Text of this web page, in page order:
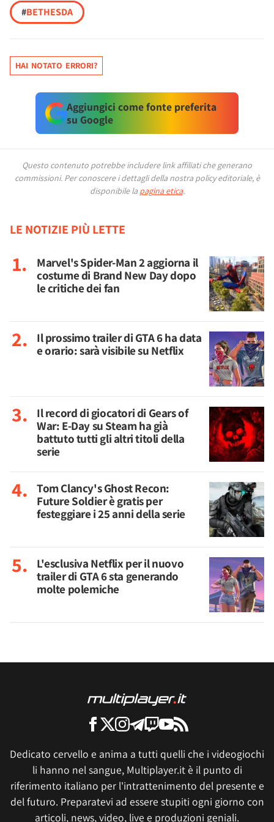
#BETHESDA
HAI NOTATO ERRORI?
Aggiungici come fonte preferita
su Google
Questo contenuto potrebbe includere link affiliati che generano
commissioni. Per conoscere i dettagli della nostra policy editoriale, è
disponibile la pagina etica.
LE NOTIZIE PIÙ LETTE
Marvel's Spider-Man 2 aggiorna il
costume di Brand New Day dopo
le critiche dei fan
Il prossimo trailer di GTA 6 ha data
e orario: sarà visibile su Netflix
Il record di giocatori di Gears of
War: E-Day su Steam ha già
battuto tutti gli altri titoli della
serie
Tom Clancy's Ghost Recon:
Future Soldier è gratis per
festeggiare i 25 anni della serie
L'esclusiva Netflix per il nuovo
trailer di GTA 6 sta generando
molte polemiche
Dedicato cervello e anima a tutti quelli che i videogiochi
li hanno nel sangue, Multiplayer.it è il punto di
riferimento italiano per l'intrattenimento del presente e
del futuro. Preparatevi ad essere stupiti ogni giorno con
articoli, news, video, live e produzioni geniali.